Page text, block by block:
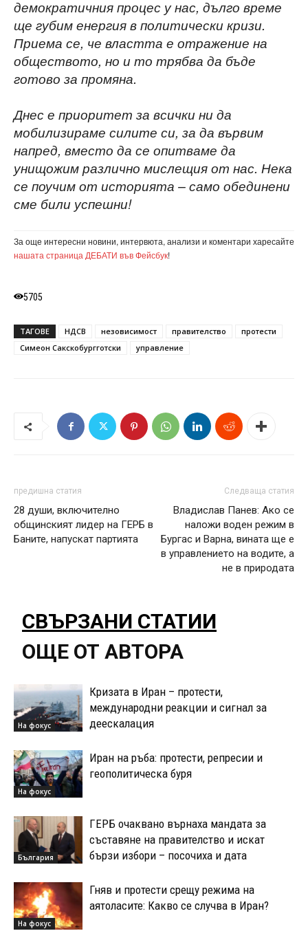
демократичния процес у нас, дълго време
ще губим енергия в политически кризи.
Приема се, че властта е отражение на
обществото, но и то трябва да бъде
готово за промяна.
Днес е приоритет за всички ни да
мобилизираме силите си, за да вървим
напред, вместо да се опитваме да
унищожим различно мислещия от нас. Нека
се поучим от историята – само обединени
сме били успешни!
За още интересни новини, интервюта, анализи и коментари харесайте
нашата страница ДЕБАТИ във Фейсбук!
5705
ТАГОВЕ НДСВ незовисимост правителство
протести
Симеон Сакскобургготски
управление
предишна статия
28 души, включително
общинският лидер на ГЕРБ в
Баните, напускат партията
Следваща статия
Владислав Панев: Ако се
наложи воден режим в
Бургас и Варна, вината ще е
в управлението на водите, а
не в природата
СВЪРЗАНИ СТАТИИ
ОЩЕ ОТ АВТОРА
На фокус
Кризата в Иран – протести,
международни реакции и сигнал за
деескалация
На фокус
Иран на ръба: протести, репресии и
геополитическа буря
България
ГЕРБ очаквано върнаха мандата за
съставяне на правителство и искат
бързи избори – посочиха и дата
На фокус
Гняв и протести срещу режима на
аятоласите: Какво се случва в Иран?